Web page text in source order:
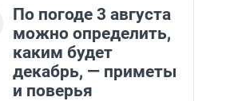
По погоде 3 августа
можно определить,
каким будет
декабрь, — приметы
и поверья